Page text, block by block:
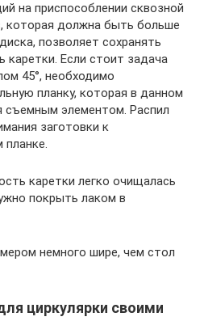
на приспособлении сквозной
которая должна быть больше
позволяет сохранять
каретки. Если стоит задача
45°, необходимо
планку, которая в данном
съемным элементом. Распил
заготовки к
планке.
каретки легко очищалась
покрыть лаком в
немного шире, чем стол
циркулярки своими